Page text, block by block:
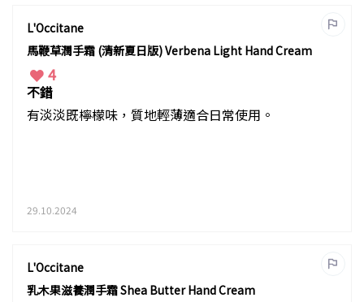
L'Occitane
馬鞭草潤手霜 (清新夏日版) Verbena Light Hand Cream
4
不錯
有淡淡既檸檬味，質地輕薄適合日常使用。
29.10.2024
L'Occitane
乳木果滋養潤手霜 Shea Butter Hand Cream